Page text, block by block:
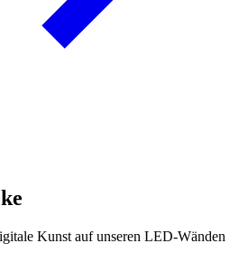
Kunst auf unseren LED-Wänden